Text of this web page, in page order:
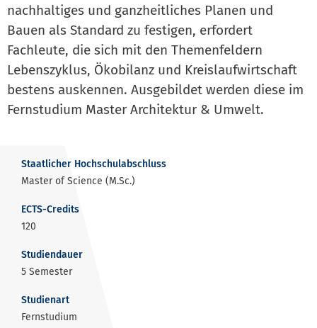
nachhaltiges und ganzheitliches Planen und
Bauen als Standard zu festigen, erfordert
Fachleute, die sich mit den Themenfeldern
Lebenszyklus, Ökobilanz und Kreislaufwirtschaft
bestens auskennen. Ausgebildet werden diese im
Fernstudium Master Architektur & Umwelt.
Staatlicher Hochschulabschluss
Master of Science (M.Sc.)
ECTS-Credits
120
Studiendauer
5 Semester
Studienart
Fernstudium